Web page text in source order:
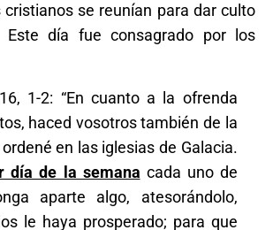
se reunían para dar culto
Este día fue consagrado por los
1-2: “En cuanto a la ofrenda
haced vosotros también de la
en las iglesias de Galacia.
día de la semana cada uno de
aparte algo, atesorándolo,
le haya prosperado; para que